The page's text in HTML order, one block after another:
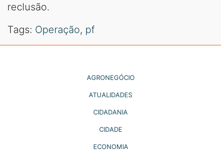
reclusão.
Tags: Operação, pf
AGRONEGÓCIO
ATUALIDADES
CIDADANIA
CIDADE
ECONOMIA